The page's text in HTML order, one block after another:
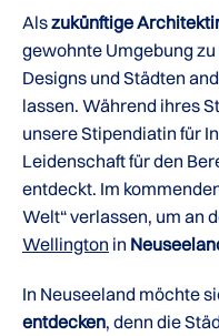
Alszukünftige
gewohnte Umgebung
Designs und Städten
lassen. Während ihres
unsere Stipendiatin für
Leidenschaft für den
entdeckt. Im
Welt“ verlassen, um an
Wellington in
In Neuseeland möchte
entdecken, denn die